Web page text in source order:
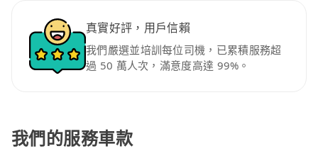
真實好評，用戶信賴
我們嚴選並培訓每位司機，已累積服務超
過 50 萬人次，滿意度高達 99%。
我們的服務車款